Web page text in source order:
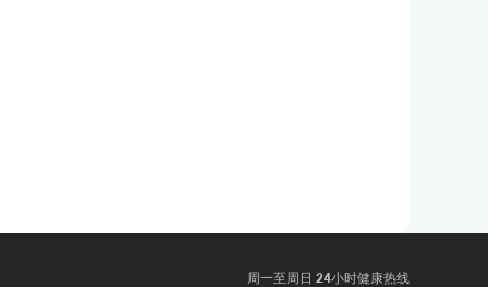
周一至周日 24小时健康热线